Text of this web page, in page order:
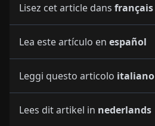
Lisez cet article dans français
Lea este artículo en español
Leggi questo articolo italiano
Lees dit artikel in nederlands